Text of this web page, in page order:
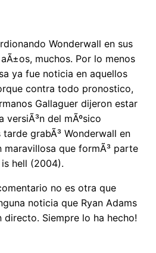
Wonderwall en sus
muchos. Por lo menos
ya fue noticia en aquellos
contra todo pronostico,
Gallaguer dijeron estar
versiÃ³n del mÃºsico
tarde grabÃ³ Wonderwall en
maravillosa que formÃ³ parte
hell (2004).
no es otra que
noticia que Ryan Adams
directo. Siempre lo ha hecho!